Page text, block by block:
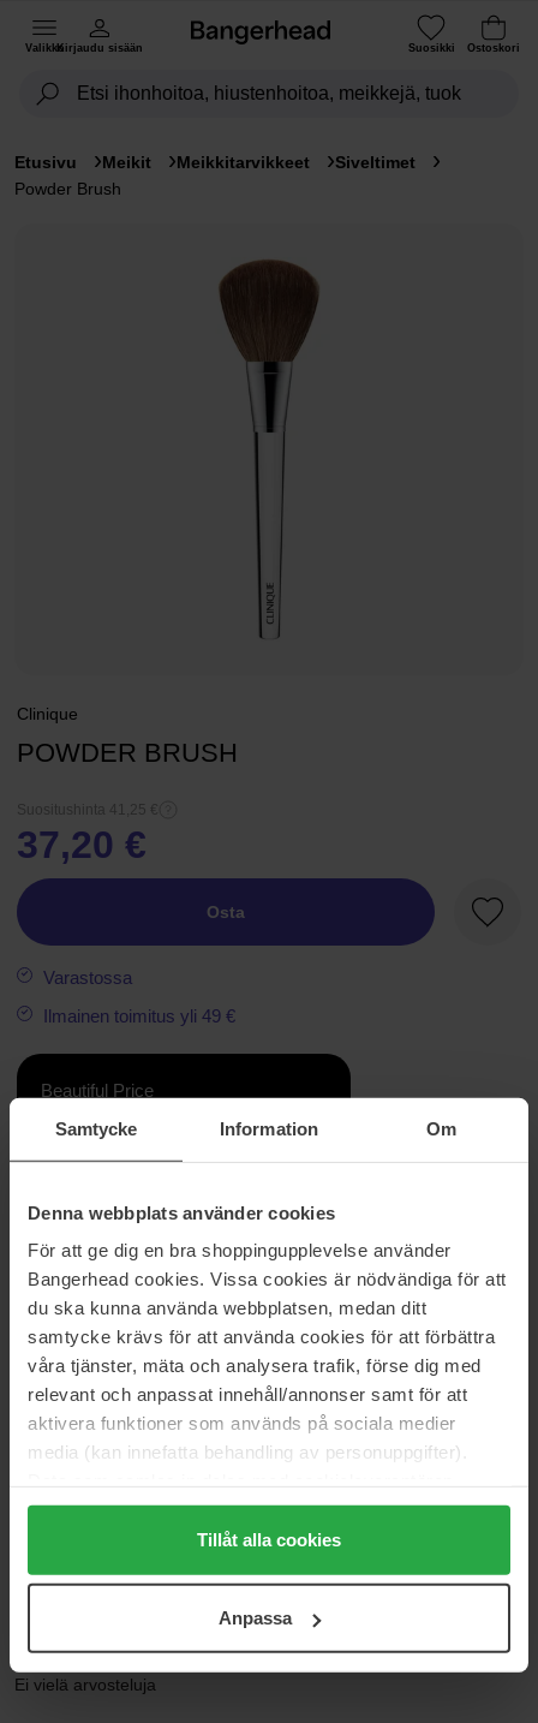
Samtycke Information Om
Denna webbplats använder cookies
För att ge dig en bra shoppingupplevelse använder
Bangerhead cookies. Vissa cookies är nödvändiga för att
du ska kunna använda webbplatsen, medan ditt
samtycke krävs för att använda cookies för att förbättra
våra tjänster, mäta och analysera trafik, förse dig med
relevant och anpassat innehåll/annonser samt för att
aktivera funktioner som används på sociala medier
media (kan innefatta behandling av personuppgifter).
Genom att trycka på "Tillåt alla cookies" accepterar du
alla cookies, medan du under "Detaljer" kan anpassa
användningen av cookies. Du kan när som helst återkalla
samt vår Integritetspolicy.
Tillåt alla cookies
Anpassa
ValikkoKirjaudu sisään Suosikki Ostoskori
Etusivu Meikit Meikkitarvikkeet
Siveltimet
Powder Brush
Clinique
POWDER BRUSH
Suositushinta 41,25 €
37,20 €
Osta
Varastossa
Ilmainen toimitus yli 49 €
Beautiful Price
Tuuhea ja tiivis puuterisivellin puuterille tai kivipuuterille.
Ainutlaatuinen antibakteerinen teknologia pitää siveltimen
puhtaana.
Kategoriat:
Etusivu
Meikit
Meikkitarvikkeet
Powder Brush
Ei vielä arvosteluja